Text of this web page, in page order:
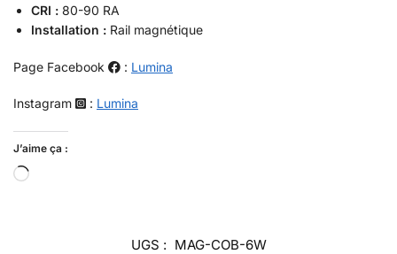
CRI : 80-90 RA
Installation : Rail magnétique
Page Facebook : Lumina
Instagram : Lumina
J’aime ça :
UGS : MAG-COB-6W